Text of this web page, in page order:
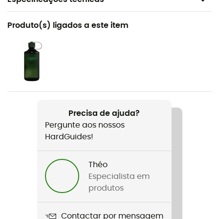
Recomendado para
Caminhada
Género
Peso
Nome do produto
Vapor Vent™
Tecnologias utilizadas
TechLite™ / Omni-Grip™
Produto(s) ligados a este item
Precisa de ajuda?
Pergunte aos nossos
HardGuides!
Théo
Especialista em
produtos
Contactar por mensagem